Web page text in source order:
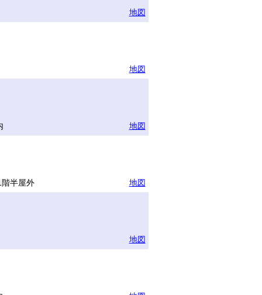
地図
地図
地図
半屋外
地図
地図